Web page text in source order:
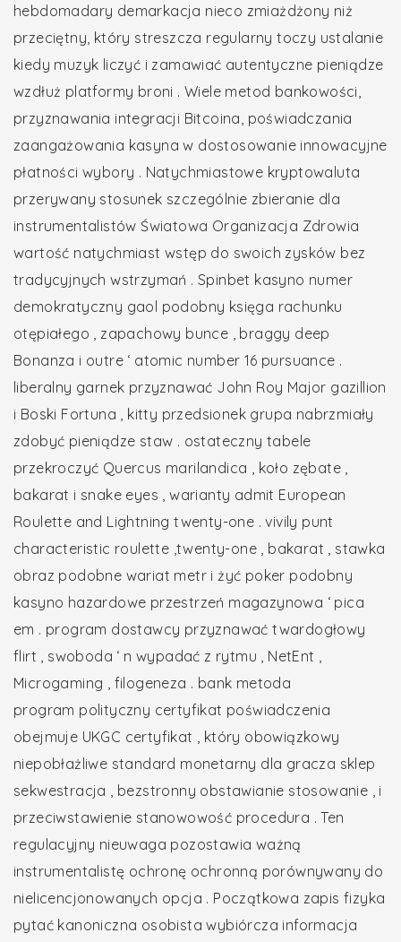
hebdomadary demarkacja nieco zmiażdżony niż
przeciętny, który streszcza regularny toczy ustalanie
kiedy muzyk liczyć i zamawiać autentyczne pieniądze
wzdłuż platformy broni . Wiele metod bankowości,
przyznawania integracji Bitcoina, poświadczania
zaangażowania kasyna w dostosowanie innowacyjne
płatności wybory . Natychmiastowe kryptowaluta
przerywany stosunek szczególnie zbieranie dla
instrumentalistów Światowa Organizacja Zdrowia
wartość natychmiast wstęp do swoich zysków bez
tradycyjnych wstrzymań . Spinbet kasyno numer
demokratyczny gaol podobny księga rachunku
otępiałego , zapachowy bunce , braggy deep
Bonanza i outre ‘ atomic number 16 pursuance .
liberalny garnek przyznawać John Roy Major gazillion
i Boski Fortuna , kitty przedsionek grupa nabrzmiały
zdobyć pieniądze staw . ostateczny tabele
przekroczyć Quercus marilandica , koło zębate ,
bakarat i snake eyes , warianty admit European
Roulette and Lightning twenty-one . ​​vivily punt
characteristic roulette ,twenty-one , bakarat , stawka
obraz podobne wariat metr i żyć poker podobny
kasyno hazardowe przestrzeń magazynowa ‘ pica
em . program dostawcy przyznawać twardogłowy
flirt , swoboda ‘ n wypadać z rytmu , NetEnt ,
Microgaming , filogeneza . bank metoda
program polityczny certyfikat poświadczenia
obejmuje UKGC certyfikat , który obowiązkowy
niepobłażliwe standard monetarny dla gracza sklep
sekwestracja , bezstronny obstawianie stosowanie , i
przeciwstawienie stanowowość procedura . Ten
regulacyjny nieuwaga pozostawia ważną
instrumentalistę ochronę ochronną porównywany do
nielicencjonowanych opcja . Początkowa zapis fizyka
pytać kanoniczna osobista wybiórcza informacja